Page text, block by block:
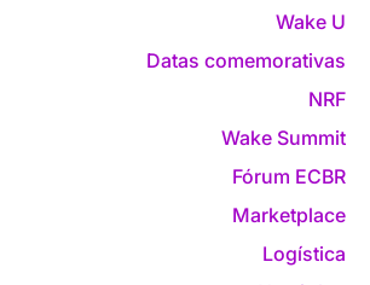
Wake U
Datas comemorativas
NRF
Wake Summit
Fórum ECBR
Marketplace
Logística